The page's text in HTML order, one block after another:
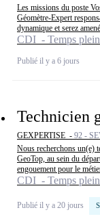
Les missions du poste
Géomètre-Expert
dynamique et serez
CDI - Temps plein
Publié il y a 6 jours
Technicien
GEXPERTISE - 92 -
Nous recherchons un(e)
GeoTop, au sein du
engouement pour le
CDI - Temps plein
Publié il y a 20 jours